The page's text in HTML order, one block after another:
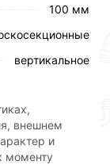
6 секций
100 мм
вертикальное
внешнем
и
моменту